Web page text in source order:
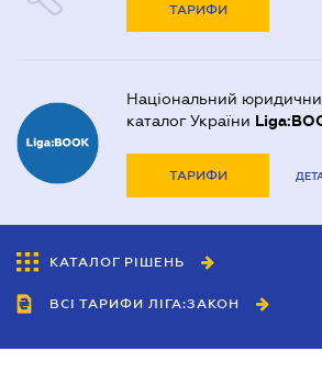
ТАРИФИ
Національний
каталог України
ТАРИФИ
КАТАЛОГ РІШЕНЬ
ВСІ ТАРИФИ ЛІГА:ЗАКОН